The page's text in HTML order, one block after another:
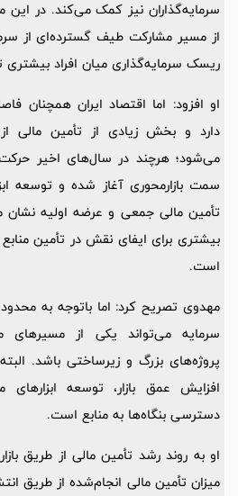
سرمایه‌گذاران نیز کمک می‌کند. در این
از مسیر مشارکت طیف گسترده‌ای از
ریسک سرمایه‌گذاری میان افراد
او افزود: اما اقتصاد ایران همچنان
دارد و بخش زیادی از تأمین مالی
می‌شود؛ هرچند در سال‌های اخیر
سمت بازارمحوری آغاز شده و توسعه
تأمین مالی جمعی و عرضه اولیه نشان
بیشتری برای ایفای نقش در تأمین منابع
است.
مهدوی تصریح کرد: اما باتوجه به
سرمایه می‌تواند یکی از مسیرهای
پروژه‌های بزرگ و زیرساختی باشد.
افزایش عمق بازار، توسعه
دسترسی بنگاه‌ها به منابع است.
او به روند رشد تأمین مالی از طریق
میزان تأمین مالی انجام‌شده از طریق